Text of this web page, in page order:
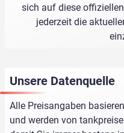
sich auf diese
jederzeit die
Unsere Datenquelle
Alle Preisangaben
und werden von